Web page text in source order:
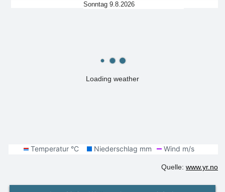
Loading weather
Sonntag 9.8.2026
Quelle: www.yr.no